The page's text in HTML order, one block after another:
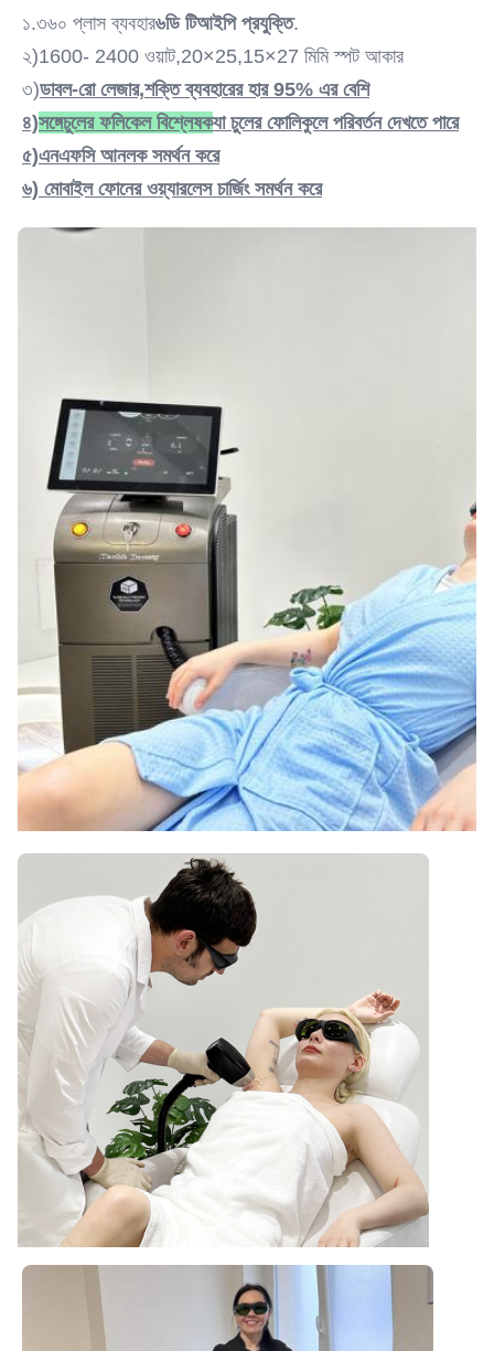
লেজার ডায়োড
Style:
Type:
লেজার
Feature:
অ্যান্টি-হেয়ার রিমুভাল, হেয়ার রিমুভাল, রিঙ্কেল রিমুভার, স্কিন রিজুভেনেশন
Application:
বাণিজ্যিক জন্য
808 ডায়োড লেসারপারট লেজার ফ্লেজার
Spot Size:
12*20 মিমি 15*27 মিমি 12*35 মিমি 14*14 মিমি
Laser Wavelength:
808nm-810nm/808+755+1064nm বিকল্প
Laser Bars:
6-16 লেজার বার বিকল্প
Languages Option:
ইংরেজি, স্প্যানিশ, পর্তুগিজ, তুর্কি...
Screen:
15 ইঞ্চি রঙিন স্পর্শ পর্দা
OEM/ODM Service:
হ্যাঁ, পেশাদার
Power Supplier:
220V, 50Hz বা 110V, 60Hz
Software:
ক্লায়েন্ট এর লোগো যোগ করা যেতে পারে
Customized Service:
Name:
ডায়োড লেজার হেয়ার অপসারণ মেশিন
১.৩৬০ প্লাস ব্যবহার৬ডি টিআইপি প্রযুক্তি.
২)1600- 2400 ওয়াট,20×25,15×27 মিমি স্পট আকার
৩)ডাবল-রো লেজার,শক্তি ব্যবহারের হার 95% এর বেশি
৪)সঙ্গেচুলের ফলিকেল বিশ্লেষকযা চুলের ফোলিকুলে পরিবর্তন দেখতে পারে
৫)এনএফসি আনলক সমর্থন করে
৬) মোবাইল ফোনের ওয়্যারলেস চার্জিং সমর্থন করে